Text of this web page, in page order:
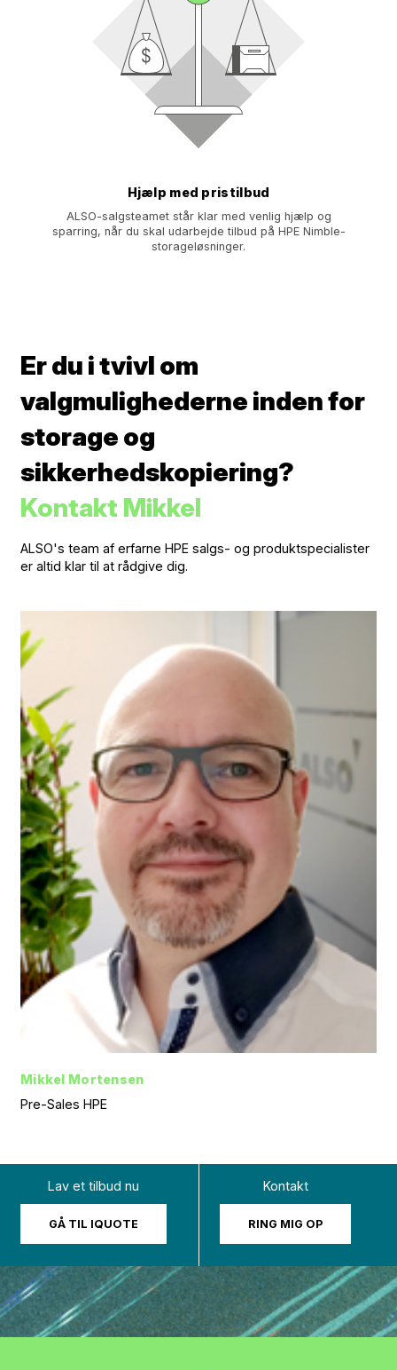
Hjælp med pristilbud
ALSO-salgsteamet står klar med venlig hjælp og
sparring, når du skal udarbejde tilbud på HPE Nimble-
storageløsninger.
Er du i tvivl om
valgmulighederne inden for
storage og
sikkerhedskopiering?
Kontakt Mikkel
ALSO's team af erfarne HPE salgs- og produktspecialister
er altid klar til at rådgive dig.
Mikkel Mortensen
Pre-Sales HPE
Lav et tilbud nu
GÅ TIL IQUOTE
Kontakt
RING MIG OP